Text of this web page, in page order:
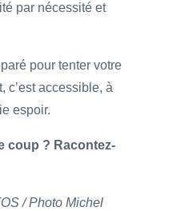
par nécessité et
pour tenter votre
c’est accessible, à
espoir.
coup ? Racontez-
/ Photo Michel